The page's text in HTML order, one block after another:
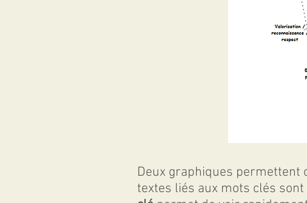
Deux graphiques permettent
textes liés aux mots clés